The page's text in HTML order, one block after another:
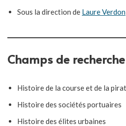
Sous la direction de Laure Verdon
Champs de recherche
Histoire de la course et de la
Histoire des sociétés portuaires
Histoire des élites urbaines